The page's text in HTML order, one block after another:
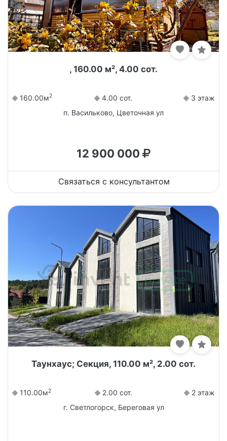
, 160.00 м², 4.00 сот.
160.00м2 4.00 сот.
3 этаж
п. Васильково, Цветочная ул
12 900 000
Связаться с консультантом
Таунхаус; Секция, 110.00 м², 2.00 сот.
110.00м2 2.00 сот.
2 этаж
г. Светлогорск, Береговая ул